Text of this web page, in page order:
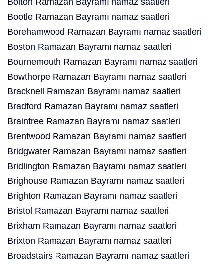
Bolton Ramazan Bayramı namaz saatleri
Bootle Ramazan Bayramı namaz saatleri
Borehamwood Ramazan Bayramı namaz saatleri
Boston Ramazan Bayramı namaz saatleri
Bournemouth Ramazan Bayramı namaz saatleri
Bowthorpe Ramazan Bayramı namaz saatleri
Bracknell Ramazan Bayramı namaz saatleri
Bradford Ramazan Bayramı namaz saatleri
Braintree Ramazan Bayramı namaz saatleri
Brentwood Ramazan Bayramı namaz saatleri
Bridgwater Ramazan Bayramı namaz saatleri
Bridlington Ramazan Bayramı namaz saatleri
Brighouse Ramazan Bayramı namaz saatleri
Brighton Ramazan Bayramı namaz saatleri
Bristol Ramazan Bayramı namaz saatleri
Brixham Ramazan Bayramı namaz saatleri
Brixton Ramazan Bayramı namaz saatleri
Broadstairs Ramazan Bayramı namaz saatleri